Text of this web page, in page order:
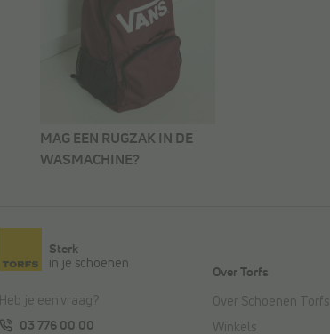
MAG EEN RUGZAK IN DE
WASMACHINE?
Sterk
in je schoenen
Heb je een vraag?
03 776 00 00
Over Torfs
Over Schoenen Torfs
Winkels